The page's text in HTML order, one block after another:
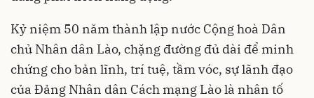
Kỷ niệm 50 năm thành lập nước Cộng hoà Dân
chủ Nhân dân Lào, chặng đường đủ dài để minh
chứng cho bản lĩnh, trí tuệ, tầm vóc, sự lãnh đạo
của Đảng Nhân dân Cách mạng Lào là nhân tố